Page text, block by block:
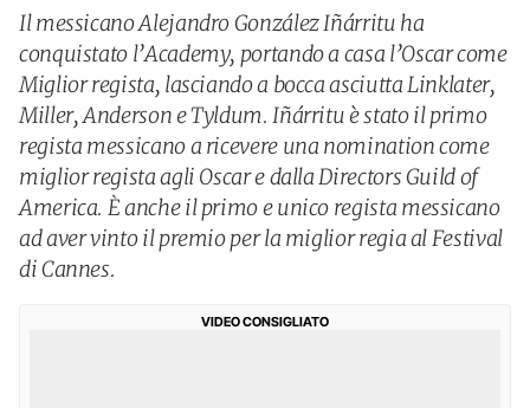
Il messicano Alejandro González Iñárritu ha
conquistato l’Academy, portando a casa l’Oscar come
Miglior regista, lasciando a bocca asciutta Linklater,
Miller, Anderson e Tyldum. Iñárritu è stato il primo
regista messicano a ricevere una nomination come
miglior regista agli Oscar e dalla Directors Guild of
America. È anche il primo e unico regista messicano
ad aver vinto il premio per la miglior regia al Festival
di Cannes.
VIDEO CONSIGLIATO